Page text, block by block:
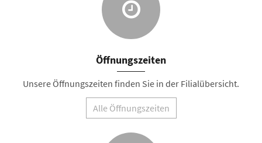
Öffnungszeiten
Unsere Öffnungszeiten finden Sie in der Filialübersicht.
Alle Öffnungszeiten